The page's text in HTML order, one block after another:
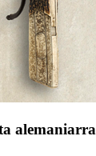
alemaniarra